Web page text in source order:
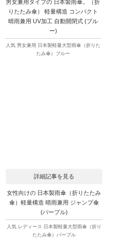
男女兼用タイプの 日本製雨傘。（折
りたたみ傘） 軽量構造 コンパクト
晴雨兼用 UV加工 自動開閉式 (ブル
ー)
人気 男女兼用 日本製軽量大型雨傘（折りた
たみ傘）ブルー
詳細記事を見る
女性向けの 日本製雨傘（折りたたみ
傘）軽量構造 晴雨兼用 ジャンプ傘
(パープル)
人気 レディース 日本製軽量大型雨傘（折り
たたみ傘）パープル